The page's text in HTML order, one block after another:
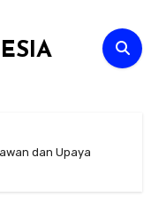
dan Upaya